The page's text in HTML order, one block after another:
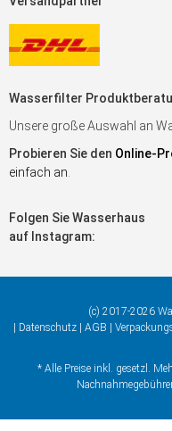
Wasserfilter
Unsere große Auswahl an
Probieren Sie den Online-
einfach an.
Folgen Sie Wasserhaus
auf Instagram:
(c) 2017-2026
Datenschutz AGB
* Alle Preise inkl. gesetzl.